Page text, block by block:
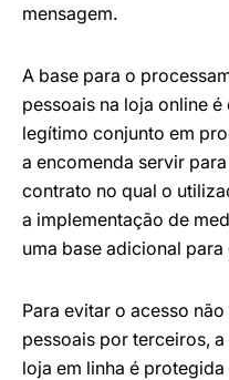
mensagem.
A base para o
pessoais na loja online
legítimo conjunto em
a encomenda servir
contrato no qual o
a implementação de
uma base adicional
Para evitar o acesso
pessoais por terceiros,
loja em linha é